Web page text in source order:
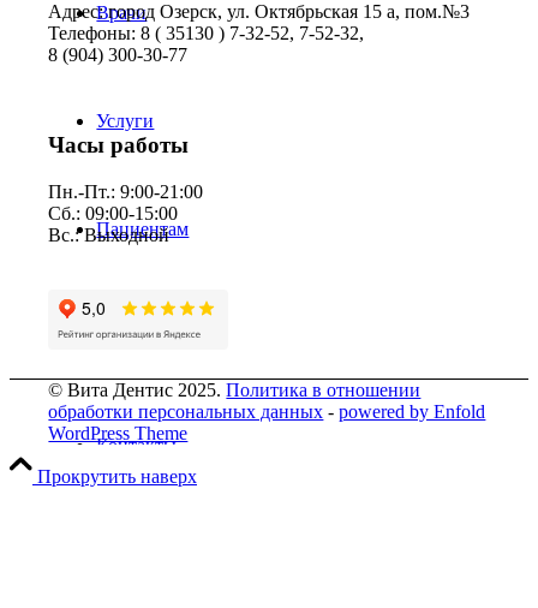
Врачи
Услуги
Пациентам
Прейскурант
Контакты
Адрес: город Озерск, ул. Октябрьская 15 а, пом.№3
Телефоны: 8 ( 35130 ) 7-32-52, 7-52-32,
8 (904) 300-30-77
Часы работы
Пн.-Пт.: 9:00-21:00
Сб.: 09:00-15:00
Вс.: Выходной
© Вита Дентис 2025.Политика в отношении
обработки персональных данных -powered by Enfold
WordPress Theme
Прокрутить наверх